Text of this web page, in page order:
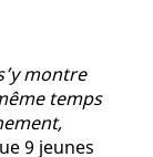
montre
temps
9 jeunes